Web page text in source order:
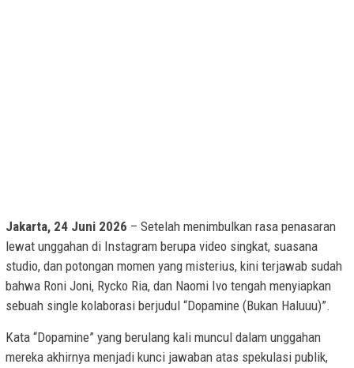
Jakarta, 24 Juni 2026 – Setelah menimbulkan rasa penasaran
lewat unggahan di Instagram berupa video singkat, suasana
studio, dan potongan momen yang misterius, kini terjawab sudah
bahwa Roni Joni, Rycko Ria, dan Naomi Ivo tengah menyiapkan
sebuah single kolaborasi berjudul “Dopamine (Bukan Haluuu)”.
Kata “Dopamine” yang berulang kali muncul dalam unggahan
mereka akhirnya menjadi kunci jawaban atas spekulasi publik,